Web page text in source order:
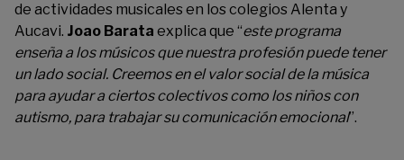
de actividades musicales en los colegios Alenta y
Aucavi. Joao Barata explica que “este programa
enseña a los músicos que nuestra profesión puede tener
un lado social. Creemos en el valor social de la música
para ayudar a ciertos colectivos como los niños con
autismo, para trabajar su comunicación emocional”.